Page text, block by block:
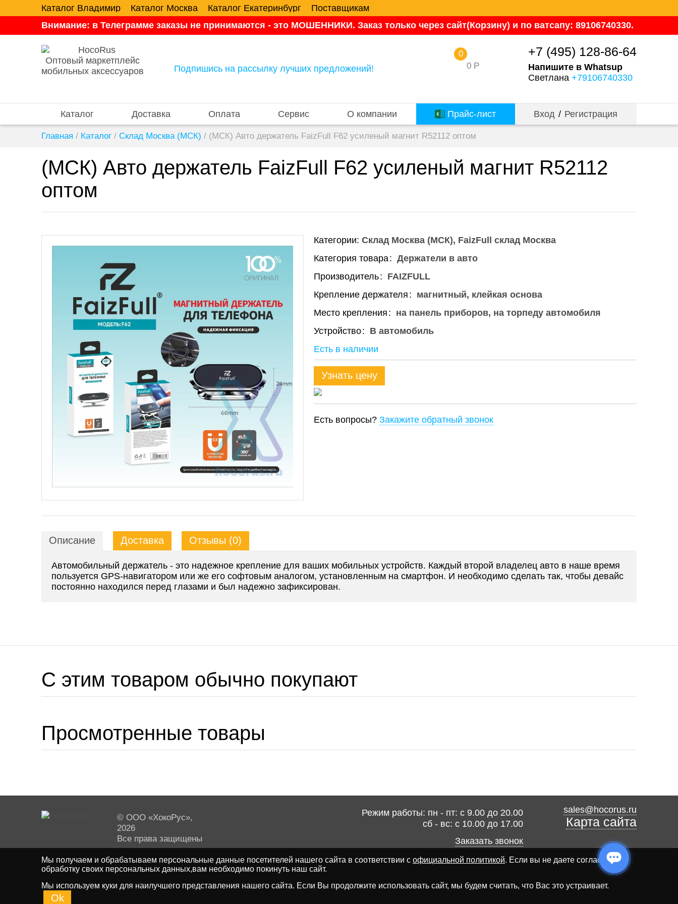
Каталог Владимир Каталог Москва Каталог Екатеринбург
Поставщикам
Внимание: в Телеграмме заказы не принимаются - это МОШЕННИКИ. Заказ только через сайт(Корзину) и по ватсапу: 89106740330.
Оптовый маркетплейс
мобильных аксессуаров
Подпишись на рассылку лучших предложений! 0 Р
0 +7 (495) 128-86-64
Напишите в Whatsup
Светлана +79106740330
Каталог Доставка Оплата Сервис О компании Прайс-лист Вход / Регистрация
Главная / Каталог / Склад Москва (МСК) / (МСК) Авто держатель FaizFull F62 усиленый магнит R52112 оптом
(МСК) Авто держатель FaizFull F62 усиленый магнит R52112
оптом
Категории: Склад Москва (МСК) FaizFull склад Москва
Категория товара Держатели в авто
Производитель
FAIZFULL
Крепление держателя
магнитный, клейкая основа
Место крепления
на панель приборов, на торпеду автомобиля
Устройство
В автомобиль
Есть в наличии
Узнать цену
Есть вопросы? Закажите обратный звонок
Описание Доставка Отзывы (0)
Автомобильный держатель - это надежное крепление для ваших мобильных устройств. Каждый второй владелец авто в наше время
пользуется GPS-навигатором или же его софтовым аналогом, установленным на смартфон. И необходимо сделать так, чтобы девайс
постоянно находился перед глазами и был надежно зафиксирован.
C этим товаром обычно покупают
Просмотренные товары
© ООО «ХокоРус»,
2026
Все права защищены
Режим работы: пн - пт: с 9.00 до 20.00
сб - вс: с 10.00 до 17.00
Заказать звонок
sales@hocorus.ru
Карта сайта
Мы получаем и обрабатываем персональные данные посетителей нашего сайта в соответствии с официальной политикой. Если вы не даете согласия на
обработку своих персональных данных,вам необходимо покинуть наш сайт.
Мы используем куки для наилучшего представления нашего сайта. Если Вы продолжите использовать сайт, мы будем считать, что Вас это устраивает.
Ok